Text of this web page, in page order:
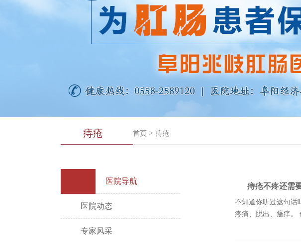
痔疮 首页 > 痔疮
医院导航
医院动态
专家风采
痔疮不疼还需
不知道你听过这句话
疼痛、脱出、瘙痒